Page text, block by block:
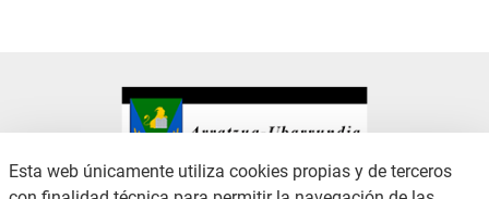
Esta web únicamente utiliza cookies propias y de terceros